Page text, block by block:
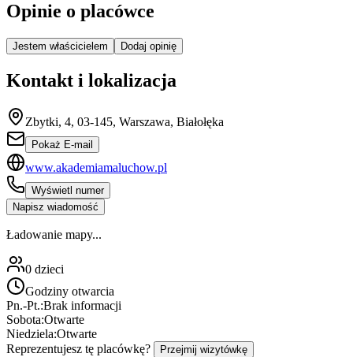
Opinie o placówce
Jestem właścicielem Dodaj opinię
Kontakt i lokalizacja
Zbytki, 4, 03-145, Warszawa, Białołęka
Pokaż E-mail
www.akademiamaluchow.pl
Wyświetl numer
Napisz wiadomość
Ładowanie mapy...
0 dzieci
Godziny otwarcia
Pn.-Pt.:Brak informacji
Sobota:Otwarte
Niedziela:Otwarte
Reprezentujesz tę placówkę?
Przejmij wizytówkę